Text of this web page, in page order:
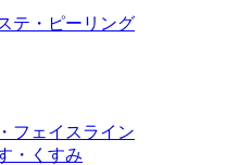
テ・ピーリング
フェイスライン
・くすみ